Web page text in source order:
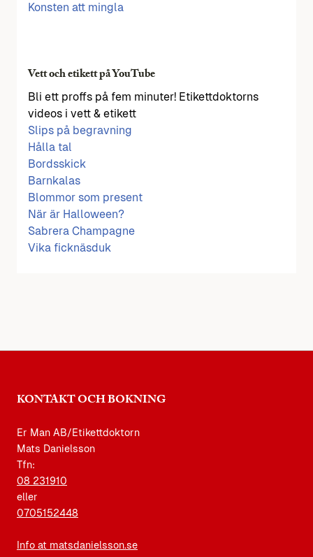
Konsten att mingla
Vett och etikett på YouTube
Bli ett proffs på fem minuter! Etikettdoktorns
videos i vett & etikett
Slips på begravning
Hålla tal
Bordsskick
Barnkalas
Blommor som present
När är Halloween?
Sabrera Champagne
Vika ficknäsduk
KONTAKT OCH BOKNING
Er Man AB/Etikettdoktorn
Mats Danielsson
Tfn:
08 231910
eller
0705152448
Info at matsdanielsson.se